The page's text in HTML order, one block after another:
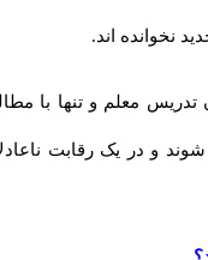
اند.
معلم و تنها با مطالعه
در یک رقابت ناعادلانه